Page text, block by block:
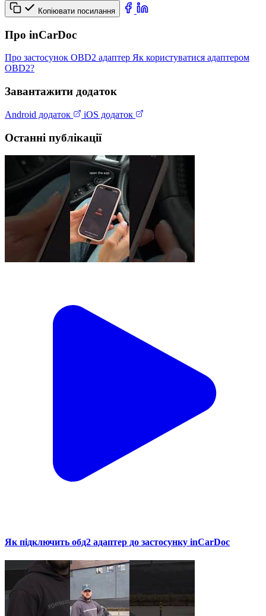
Копіювати посилання
Про inCarDoc
Про застосунок OBD2 адаптер Як користуватися адаптером
OBD2?
Завантажити додаток
Android додаток iOS додаток
Останні публікації
Як підключить обд2 адаптер до застосунку inCarDoc